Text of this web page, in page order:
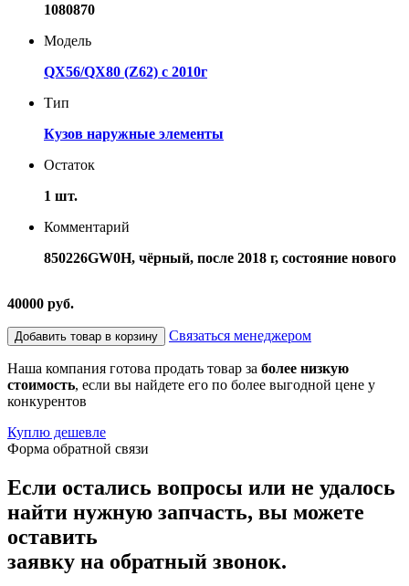
1080870
Модель
QX56/QX80 (Z62) с 2010г
Тип
Кузов наружные элементы
Остаток
1 шт.
Комментарий
850226GW0H, чёрный, после 2018 г, состояние нового
40000 руб.
Добавить товар в корзину Связаться менеджером
Наша компания готова продать товар за более низкую
стоимость, если вы найдете его по более выгодной цене у
конкурентов
Куплю дешевле
Форма обратной связи
Если остались вопросы или не удалось
найти нужную запчасть, вы можете
оставить
заявку на обратный звонок.